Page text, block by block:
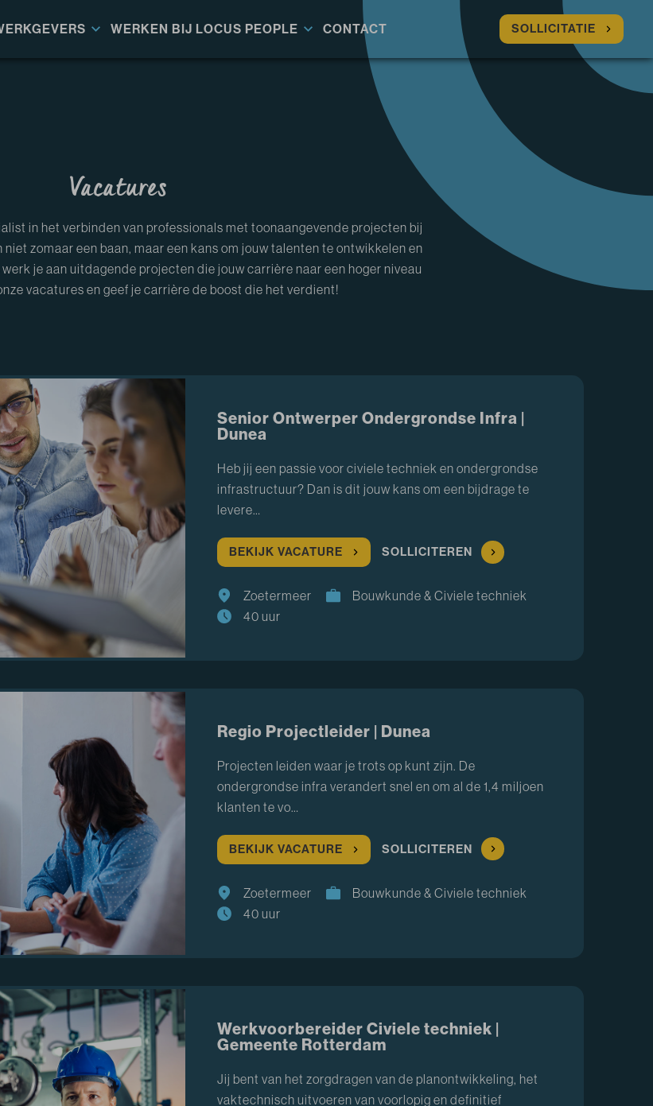
WERKEN BIJ LOCUS PEOPLE CONTACT SOLLICITATIE
Vacatures
in het verbinden van professionals met toonaangevende projecten bij
zomaar een baan, maar een kans om jouw talenten te ontwikkelen en
je aan uitdagende projecten die jouw carrière naar een hoger niveau
vacatures en geef je carrière de boost die het verdient!
Senior Ontwerper Ondergrondse Infra |
Dunea
Heb jij een passie voor civiele techniek en ondergrondse
infrastructuur? Dan is dit jouw kans om een bijdrage te
levere…
BEKIJK VACATURE SOLLICITEREN
Zoetermeer
Bouwkunde & Civiele techniek
40 uur
Regio Projectleider | Dunea
Projecten leiden waar je trots op kunt zijn. De
ondergrondse infra verandert snel en om al de 1,4 miljoen
klanten te vo…
BEKIJK VACATURE SOLLICITEREN
Zoetermeer
Bouwkunde & Civiele techniek
40 uur
Werkvoorbereider Civiele techniek |
Gemeente Rotterdam
Jij bent van het zorgdragen van de planontwikkeling, het
vaktechnisch uitvoeren van voorlopig en definitief